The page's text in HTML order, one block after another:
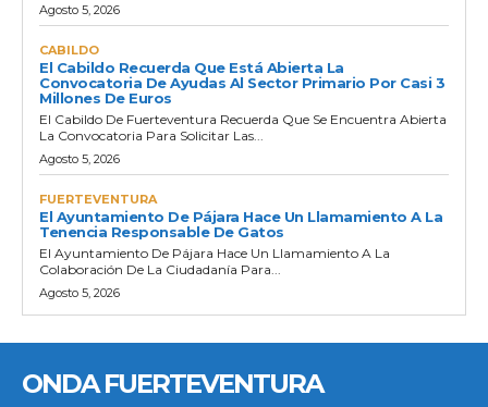
Agosto 5, 2026
CABILDO
El Cabildo Recuerda Que Está Abierta La
Convocatoria De Ayudas Al Sector Primario Por Casi 3
Millones De Euros
El Cabildo De Fuerteventura Recuerda Que Se Encuentra Abierta
La Convocatoria Para Solicitar Las...
Agosto 5, 2026
FUERTEVENTURA
El Ayuntamiento De Pájara Hace Un Llamamiento A La
Tenencia Responsable De Gatos
El Ayuntamiento De Pájara Hace Un Llamamiento A La
Colaboración De La Ciudadanía Para...
Agosto 5, 2026
ONDA FUERTEVENTURA